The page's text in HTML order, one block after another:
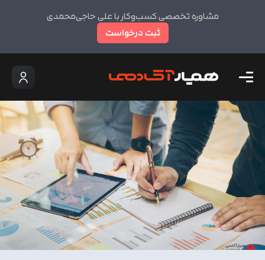
مشاوره تخصصی کسب‌وکار با علی حاجی‌محمدی
ثبت درخواست